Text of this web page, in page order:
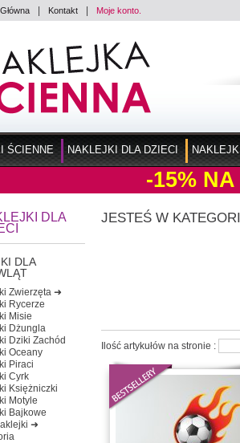
Kontakt Moje konto.
ŚCIENNE NAKLEJKI DLA DZIECI
-15% NA
DLA
DLA
Zwierzęta ➜
Rycerze
Misie
Dżungla
Dziki Zachód
Oceany
Piraci
Cyrk
Księżniczki
Motyle
Bajkowe
➜
JESTEŚ W
Ilość artykułów na stronie :